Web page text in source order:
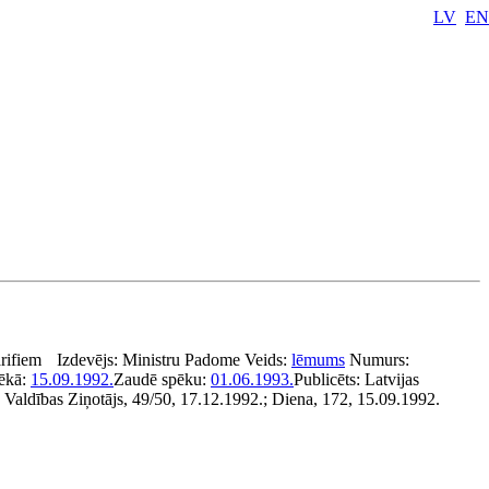
LV EN
Izdevējs: Ministru Padome Veids: lēmums Numurs:
15.09.1992.Zaudē spēku: 01.06.1993.Publicēts: Latvijas
Ziņotājs, 49/50, 17.12.1992.; Diena, 172, 15.09.1992.